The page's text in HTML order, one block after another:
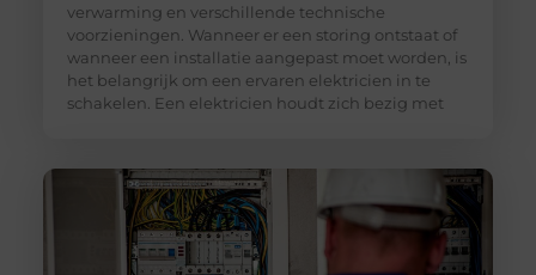
verwarming en verschillende technische
voorzieningen. Wanneer er een storing ontstaat of
wanneer een installatie aangepast moet worden, is
het belangrijk om een ervaren elektricien in te
schakelen. Een elektricien houdt zich bezig met